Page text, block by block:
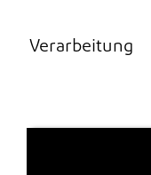
Verarbeitung